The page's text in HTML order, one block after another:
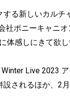
る新しいカルチ
社ポニーキャニ
体感しにきて欲し
Live 2023
されるほか、2